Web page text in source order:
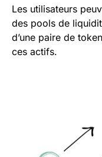
Les utilisateurs
des pools de
d’une paire de
ces actifs.